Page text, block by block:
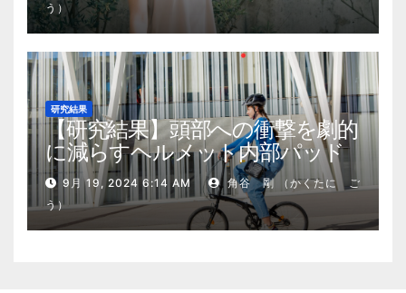
う）
研究結果
【研究結果】頭部への衝撃を劇的
に減らすヘルメット内部パッド
9月 19, 2024 6:14 AM
角谷 剛 （かくたに ご
う）